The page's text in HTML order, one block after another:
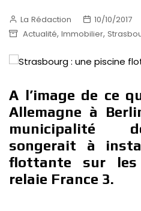
La Rédaction
10/10/2017
Actualité, Immobilier,
A l’image de ce
Allemagne à
municipalité
songerait à
flottante sur les
relaie France 3.